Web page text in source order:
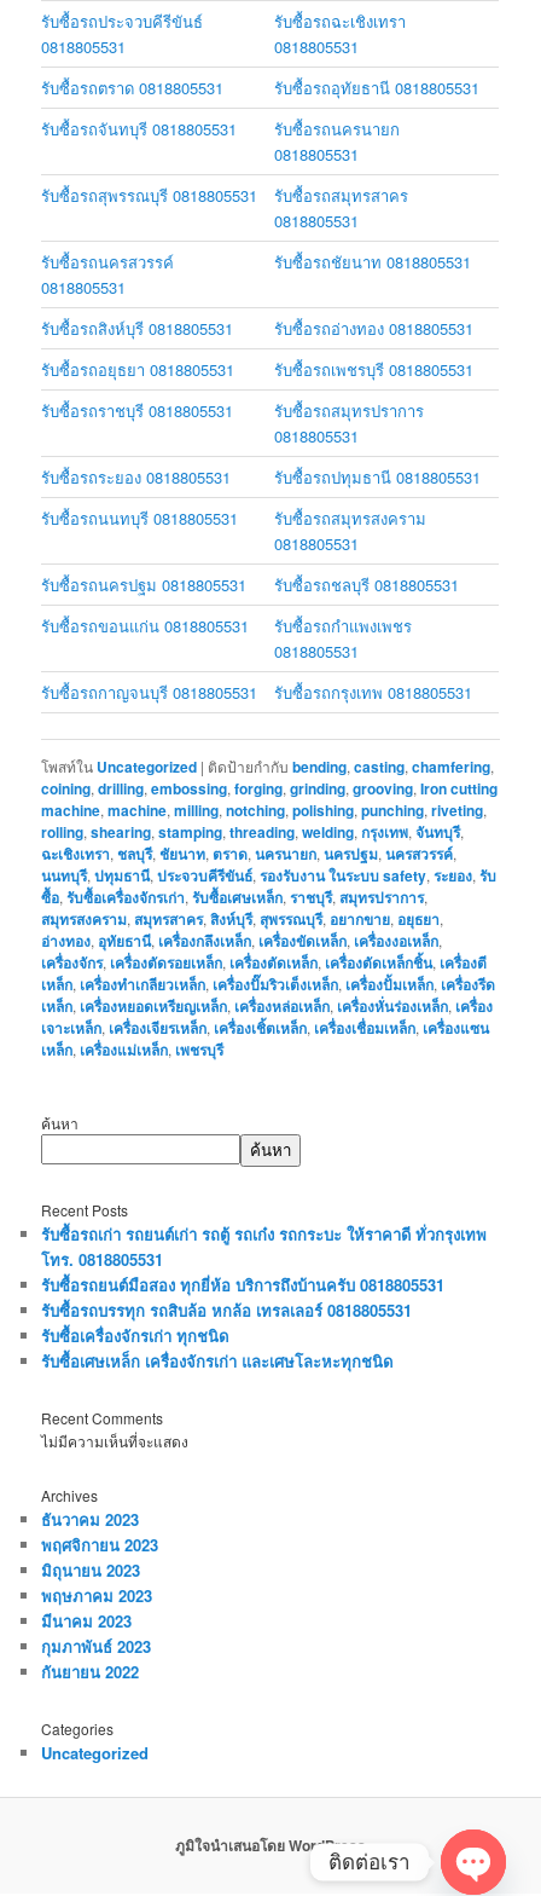
รับซื้อรถประจวบคีรีขันธ์
0818805531
รับซื้อรถฉะเชิงเทรา
0818805531
รับซื้อรถตราด 0818805531
รับซื้อรถอุทัยธานี 0818805531
รับซื้อรถจันทบุรี 0818805531
รับซื้อรถนครนายก
0818805531
รับซื้อรถสุพรรณบุรี 0818805531
รับซื้อรถสมุทรสาคร
0818805531
รับซื้อรถนครสวรรค์
0818805531
รับซื้อรถชัยนาท 0818805531
รับซื้อรถสิงห์บุรี 0818805531
รับซื้อรถอ่างทอง 0818805531
รับซื้อรถอยุธยา 0818805531
รับซื้อรถเพชรบุรี 0818805531
รับซื้อรถราชบุรี 0818805531
รับซื้อรถสมุทรปราการ
0818805531
รับซื้อรถระยอง 0818805531
รับซื้อรถปทุมธานี 0818805531
รับซื้อรถนนทบุรี 0818805531
รับซื้อรถสมุทรสงคราม
0818805531
รับซื้อรถนครปฐม 0818805531
รับซื้อรถชลบุรี 0818805531
รับซื้อรถขอนแก่น 0818805531
รับซื้อรถกำแพงเพชร
0818805531
รับซื้อรถกาญจนบุรี 0818805531
รับซื้อรถกรุงเทพ 0818805531
โพสท์ใน Uncategorized | ติดป้ายกำกับ bending,casting,chamfering,
coining,drilling,embossing,forging,grinding,grooving,Iron cutting
machine,machine,milling,notching,polishing,punching,riveting,
rolling,shearing,stamping,threading,welding,กรุงเทพ,จันทบุรี,
ฉะเชิงเทรา,ชลบุรี,ชัยนาท,ตราด,นครนายก,นครปฐม,นครสวรรค์,
นนทบุรี,ปทุมธานี,ประจวบคีรีขันธ์,รองรับงาน ในระบบ safety,ระยอง,รับ
ซื้อ,รับซื้อเครื่องจักรเก่า,รับซื้อเศษเหล็ก,ราชบุรี, สมุทรปราการ,
สมุทรสงคราม, สมุทรสาคร,สิงห์บุรี, สุพรรณบุรี, อยากขาย, อยุธยา,
อ่างทอง, อุทัยธานี, เครื่องกลึงเหล็ก, เครื่องขัดเหล็ก, เครื่องงอเหล็ก,
เครื่องจักร, เครื่องตัดรอยเหล็ก, เครื่องตัดเหล็ก, เครื่องตัดเหล็กชิ้น, เครื่องตี
เหล็ก, เครื่องทำเกลียวเหล็ก, เครื่องปั๊มริวเต็งเหล็ก, เครื่องปั้มเหล็ก, เครื่องรีด
เหล็ก, เครื่องหยอดเหรียญเหล็ก, เครื่องหล่อเหล็ก, เครื่องหั่นร่องเหล็ก, เครื่อง
เจาะเหล็ก, เครื่องเจียรเหล็ก, เครื่องเชิ้ตเหล็ก, เครื่องเชื่อมเหล็ก, เครื่องแซน
เหล็ก, เครื่องแม่เหล็ก, เพชรบุรี
ค้นหา
ค้นหา
Recent Posts
รับซื้อรถเก่า รถยนต์เก่า รถตู้ รถเก๋ง รถกระบะ ให้ราคาดี ทั่วกรุงเทพ
โทร. 0818805531
รับซื้อรถยนต์มือสอง ทุกยี่ห้อ บริการถึงบ้านครับ 0818805531
รับซื้อรถบรรทุก รถสิบล้อ หกล้อ เทรลเลอร์ 0818805531
รับซื้อเครื่องจักรเก่า ทุกชนิด
รับซื้อเศษเหล็ก เครื่องจักรเก่า และเศษโละหะทุกชนิด
Recent Comments
ไม่มีความเห็นที่จะแสดง
Archives
ธันวาคม 2023
พฤศจิกายน 2023
มิถุนายน 2023
พฤษภาคม 2023
มีนาคม 2023
กุมภาพันธ์ 2023
กันยายน 2022
Categories
Uncategorized
ภูมิใจนำเสนอโดย WordPress
ติดต่อเรา